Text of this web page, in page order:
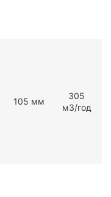
105 мм
305
мЗ/год